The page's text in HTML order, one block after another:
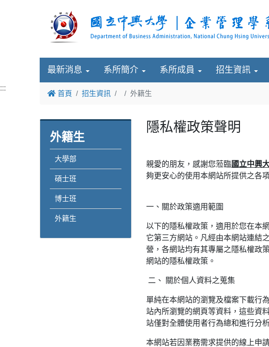
最新消息 系所簡介 系所成員 招生資訊
:::
首頁 招生資訊 外籍生
外籍生
大學部
碩士班
博士班
外籍生
隱私權政策聲明
親愛的朋友，感謝您蒞臨國立中興
夠更安心的使用本網站所提供之各
一、關於政策適用範圍
以下的隱私權政策，適用於您在本
它第三方網站。凡經由本網站連結
營，各網站均有其專屬之隱私權政
網站的隱私權政策。
二、 關於個人資料之蒐集
單純在本網站的瀏覽及檔案下載行
站內所瀏覽的網頁等資料，這些資
站僅對全體使用者行為總和進行分
本網站若因業務需求提供的線上申